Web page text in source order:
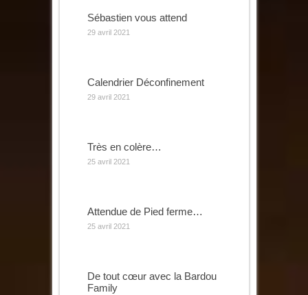
Sébastien vous attend
29 avril 2021
Calendrier Déconfinement
29 avril 2021
Très en colère…
25 avril 2021
Attendue de Pied ferme…
25 avril 2021
De tout cœur avec la Bardou
Family